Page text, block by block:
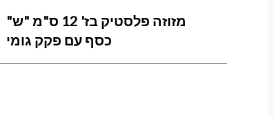
מזוזה פלסטיק בז' 12 ס"מ "ש"
כסף עם פקק גומי